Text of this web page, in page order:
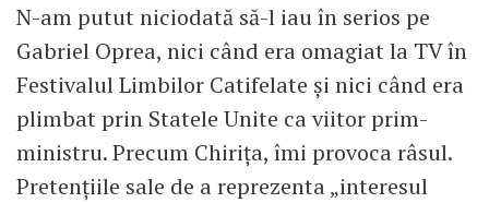
N-am putut niciodată să-l iau în serios pe
Gabriel Oprea, nici când era omagiat la TV în
Festivalul Limbilor Catifelate și nici când era
plimbat prin Statele Unite ca viitor prim-
ministru. Precum Chirița, îmi provoca râsul.
Pretențiile sale de a reprezenta „interesul